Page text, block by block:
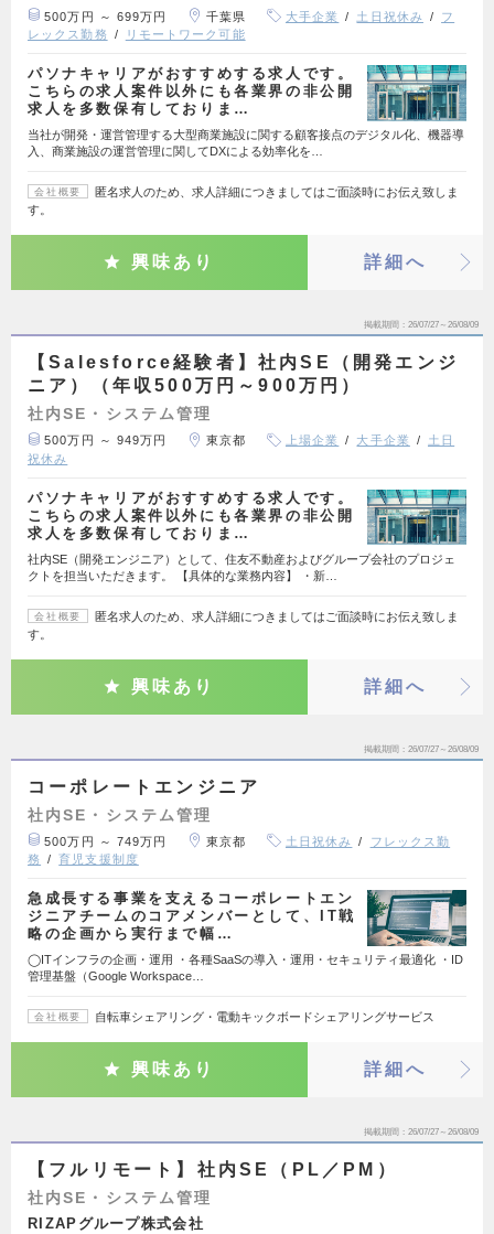
500万円 ～ 699万円 千葉県 大手企業 土日祝休み
フ
レックス勤務
リモートワーク可能
パソナキャリアがおすすめする求人です。
こちらの求人案件以外にも各業界の非公開
求人を多数保有しておりま…
当社が開発・運営管理する大型商業施設に関する顧客接点のデジタル化、機器導
入、商業施設の運営管理に関してDXによる効率化を…
会社概要
匿名求人のため、求人詳細につきましてはご面談時にお伝え致しま
す。
興味あり 詳細へ
掲載期間 26/07/27～26/08/09
【Salesforce経験者】社内SE（開発エンジ
ニア）（年収500万円～900万円）
社内SE・システム管理
500万円 ～ 949万円 東京都 上場企業 大手企業
土日
祝休み
パソナキャリアがおすすめする求人です。
こちらの求人案件以外にも各業界の非公開
求人を多数保有しておりま…
社内SE（開発エンジニア）として、住友不動産およびグループ会社のプロジェ
クトを担当いただきます。 【具体的な業務内容】 ・新…
会社概要
匿名求人のため、求人詳細につきましてはご面談時にお伝え致しま
す。
興味あり 詳細へ
掲載期間 26/07/27～26/08/09
コーポレートエンジニア
社内SE・システム管理
500万円 ～ 749万円 東京都 土日祝休み
フレックス勤
務
育児支援制度
急成長する事業を支えるコーポレートエン
ジニアチームのコアメンバーとして、IT戦
略の企画から実行まで幅…
◯ITインフラの企画・運用 ・各種SaaSの導入・運用・セキュリティ最適化 ・ID
管理基盤（Google Workspace…
会社概要 自転車シェアリング・電動キックボードシェアリングサービス
興味あり 詳細へ
掲載期間 26/07/27～26/08/09
【フルリモート】社内SE（PL／PM）
社内SE・システム管理
RIZAPグループ株式会社